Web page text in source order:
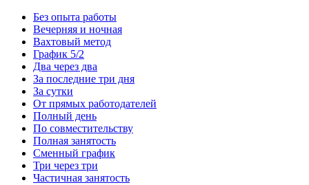
Без опыта работы
Вечерняя и ночная
Вахтовый метод
График 5/2
Два через два
За последние три дня
За сутки
От прямых работодателей
Полный день
По совместительству
Полная занятость
Сменный график
Три через три
Частичная занятость